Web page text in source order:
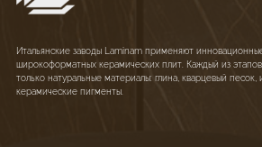
Итальянские заводы Laminam применяют
широкоформатных керамических плит. Каждый из
только натуральные материалы: глина, кварцевый
керамические пигменты.